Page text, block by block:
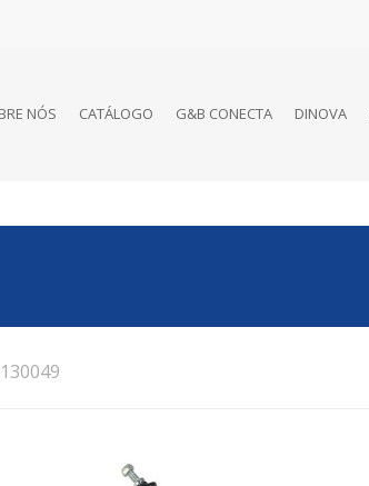
NÓS CATÁLOGO G&B CONECTA DINOVA